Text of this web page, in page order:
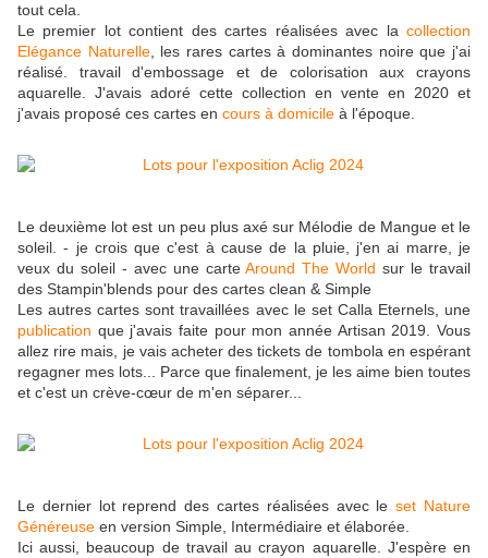
tout cela.
Le premier lot contient des cartes réalisées avec la collection
Elégance Naturelle, les rares cartes à dominantes noire que j'ai
réalisé. travail d'embossage et de colorisation aux crayons
aquarelle. J'avais adoré cette collection en vente en 2020 et
j'avais proposé ces cartes en cours à domicile à l'époque.
Le deuxième lot est un peu plus axé sur Mélodie de Mangue et le
soleil. - je crois que c'est à cause de la pluie, j'en ai marre, je
veux du soleil - avec une carteAround The World sur le travail
des Stampin'blends pour des cartes clean & Simple
Les autres cartes sont travaillées avec le set Calla Eternels, une
publication que j'avais faite pour mon année Artisan 2019. Vous
allez rire mais, je vais acheter des tickets de tombola en espérant
regagner mes lots... Parce que finalement, je les aime bien toutes
et c'est un crève-cœur de m'en séparer...
Le dernier lot reprend des cartes réalisées avec leset Nature
Généreuse en version Simple, Intermédiaire et élaborée.
Ici aussi, beaucoup de travail au crayon aquarelle. J'espère en